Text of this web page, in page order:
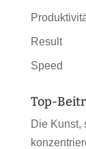
Result
Speed
Top-
Die Kunst,